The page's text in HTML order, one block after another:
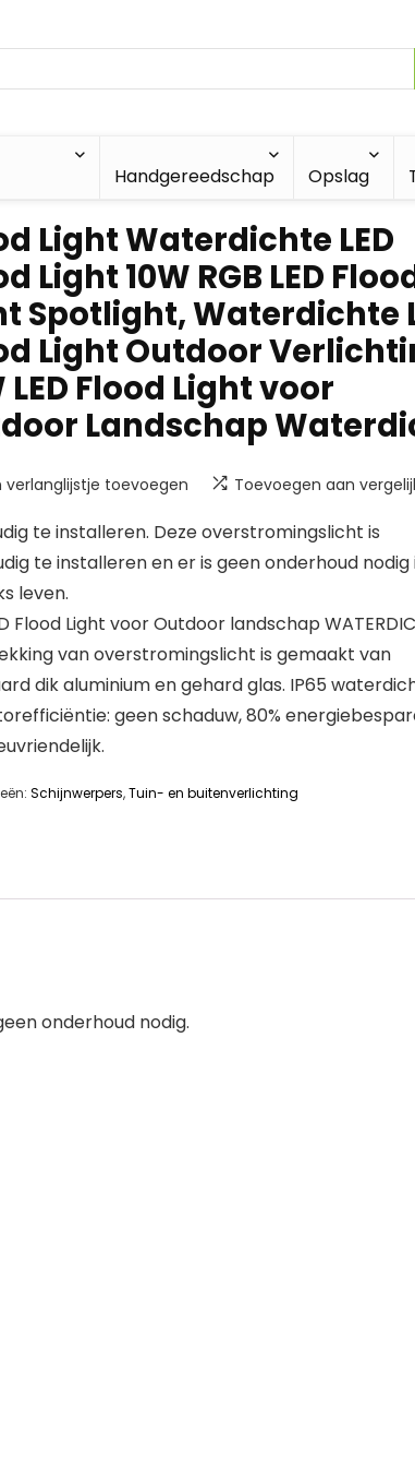
Handgereedschap Opslag
Light Waterdichte LED
Light 10W RGB LED
Spotlight, Waterdichte
Light Outdoor
LED Flood Light voor
Landschap
verlanglijstje toevoegen Toevoegen aan
te installeren. Deze overstromingslicht is
te installeren en er is geen onderhoud nodig
leven.
Flood Light voor Outdoor landschap
van overstromingslicht is gemaakt van
dik aluminium en gehard glas. IP65
geen schaduw, 80%
Schijnwerpers,Tuin- en buitenverlichting
onderhoud nodig.